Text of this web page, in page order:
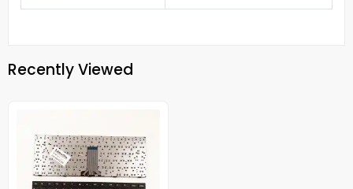
Recently Viewed